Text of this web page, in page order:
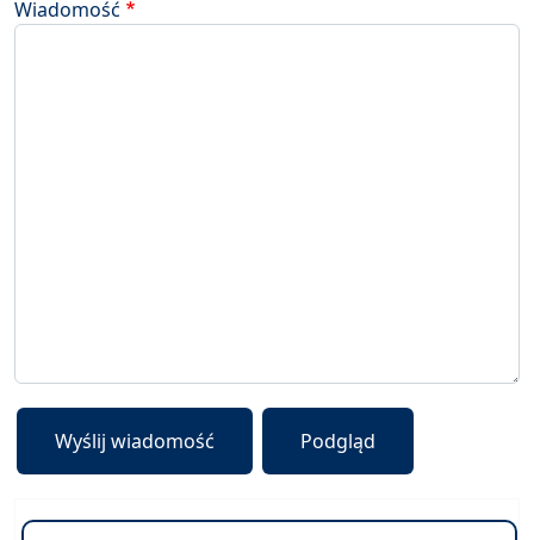
Wiadomość
Wyślij wiadomość Podgląd